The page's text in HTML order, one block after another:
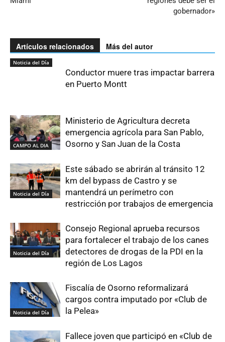
gobernador»
Artículos relacionados Más del autor
Noticia del Día
Conductor muere tras impactar barrera
en Puerto Montt
CAMPO AL DIA
Ministerio de Agricultura decreta
emergencia agrícola para San Pablo,
Osorno y San Juan de la Costa
Noticia del Día
Este sábado se abrirán al tránsito 12
km del bypass de Castro y se
mantendrá un perímetro con
restricción por trabajos de emergencia
Noticia del Día
Consejo Regional aprueba recursos
para fortalecer el trabajo de los canes
detectores de drogas de la PDI en la
región de Los Lagos
Noticia del Día
Fiscalía de Osorno reformalizará
cargos contra imputado por «Club de
la Pelea»
Fallece joven que participó en «Club de